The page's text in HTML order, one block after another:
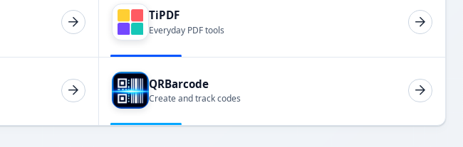
TiPDF
Everyday PDF tools
QRBarcode
Create and track codes